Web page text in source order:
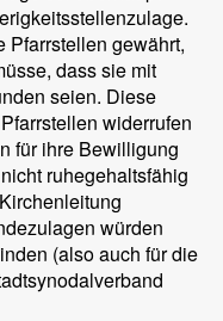
Pfarrstellen gewährt,
dass sie mit
seien. Diese
widerrufen
für ihre Bewilligung
ruhegehaltsfähig
würden
(also auch für die